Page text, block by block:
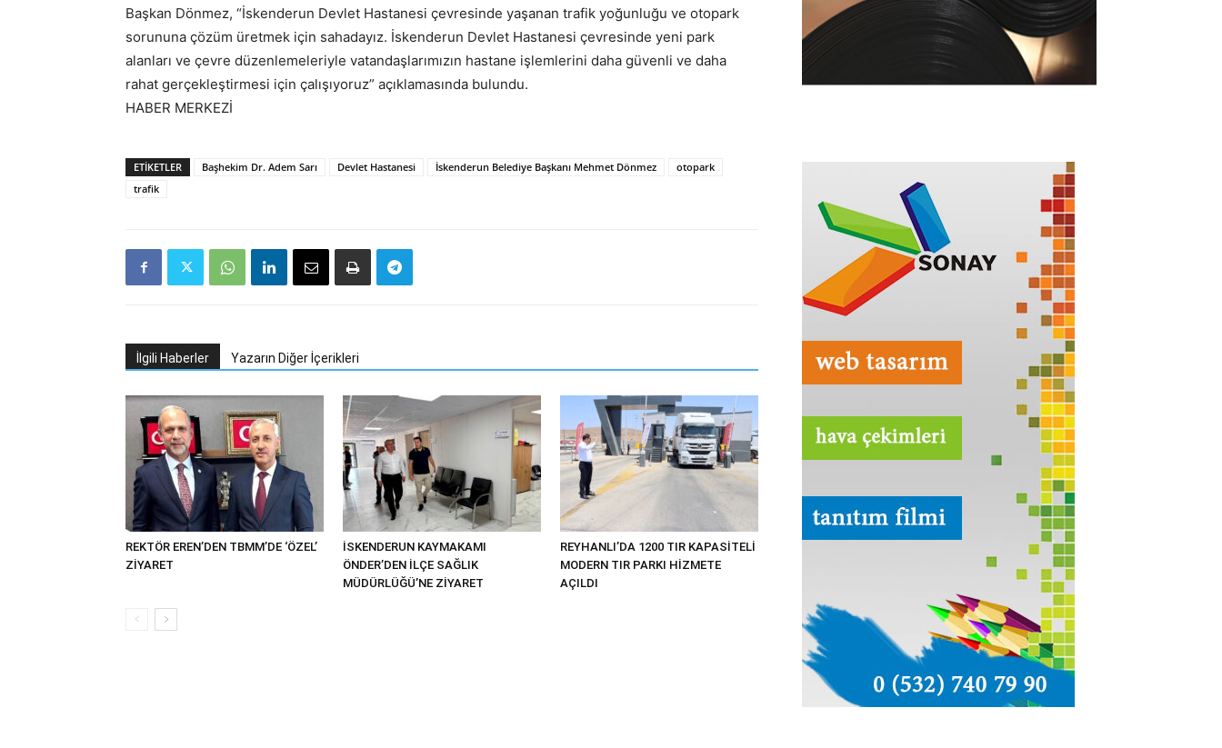
Başkan Dönmez, “İskenderun Devlet Hastanesi çevresinde yaşanan trafik yoğunluğu ve otopark
sorununa çözüm üretmek için sahadayız. İskenderun Devlet Hastanesi çevresinde yeni park
alanları ve çevre düzenlemeleriyle vatandaşlarımızın hastane işlemlerini daha güvenli ve daha
rahat gerçekleştirmesi için çalışıyoruz” açıklamasında bulundu.
HABER MERKEZİ
ETIKETLER Başhekim Dr. Adem Sarı Devlet Hastanesi İskenderun Belediye Başkanı Mehmet Dönmez
otopark
trafik
İlgili Haberler Yazarın Diğer İçerikleri
REKTÖR EREN’DEN TBMM’DE ‘ÖZEL’
ZİYARET
İSKENDERUN KAYMAKAMI
ÖNDER’DEN İLÇE SAĞLIK
MÜDÜRLÜĞÜ’NE ZİYARET
REYHANLI’DA 1200 TIR KAPASİTELİ
MODERN TIR PARKI HİZMETE
AÇILDI